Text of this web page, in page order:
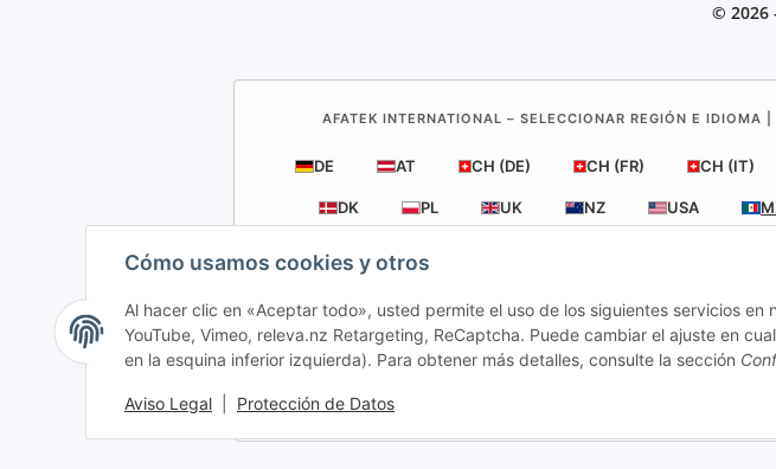
Cómo usamos cookies y otros
Al hacer clic en «Aceptar todo», usted permite el uso de los siguientes servicios en
YouTube, Vimeo, releva.nz Retargeting, ReCaptcha. Puede cambiar el ajuste en
en la esquina inferior izquierda). Para obtener más detalles, consulte la sección
Aviso Legal Protección de Datos
© 2026
AFATEK INTERNATIONAL – SELECCIONAR REGIÓN E IDIOMA
DE AT CH (DE) CH (FR) CH (IT)
DK PL UK NZ USA
AFATEK México| Su experto en
Contacto y
Envío directo desde nuestro centro logístico en